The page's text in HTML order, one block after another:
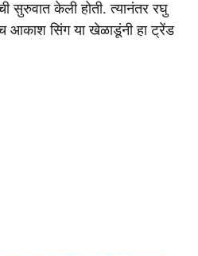
सुरुवात केली होती. त्यानंतर रघु
आकाश सिंग या खेळाडूंनी हा ट्रेंड